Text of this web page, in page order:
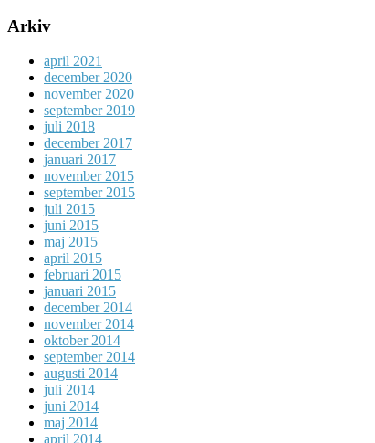
Arkiv
april 2021
december 2020
november 2020
september 2019
juli 2018
december 2017
januari 2017
november 2015
september 2015
juli 2015
juni 2015
maj 2015
april 2015
februari 2015
januari 2015
december 2014
november 2014
oktober 2014
september 2014
augusti 2014
juli 2014
juni 2014
maj 2014
april 2014